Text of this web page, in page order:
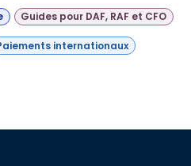
Guides pour DAF, RAF et CFO
internationaux